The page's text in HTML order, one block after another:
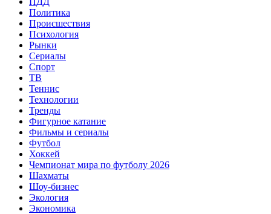
Политика
Происшествия
Психология
Рынки
Сериалы
Спорт
ТВ
Теннис
Технологии
Тренды
Фигурное катание
Фильмы и сериалы
Футбол
Хоккей
Чемпионат мира по футболу 2026
Шахматы
Шоу-бизнес
Экология
Экономика